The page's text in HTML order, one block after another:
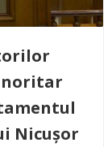
Nicușor